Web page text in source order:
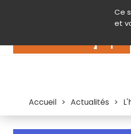
Ce
et
Contenu
Accueil > Actualités >